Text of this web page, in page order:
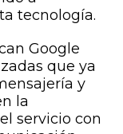
tecnología.
Google
que ya
y
la
servicio con